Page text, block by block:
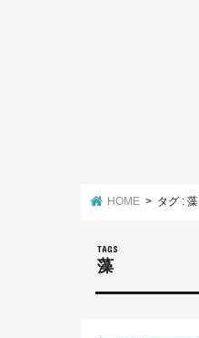
HOME タグ : 藻
藻